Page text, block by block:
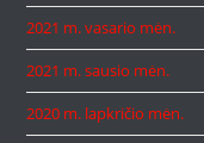
2021 m. vasario mėn.
2021 m. sausio mėn.
2020 m. lapkričio mėn.